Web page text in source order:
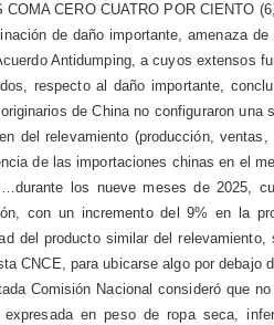
COMA CERO CUATRO POR CIENTO
de daño importante, amenaza
Antidumping, a cuyos extensos
respecto al daño importante,
de China no configuraron
del relevamiento (producción,
de las importaciones chinas en el
los nueve meses de 2025,
con un incremento del 9% en la
del producto similar del
CNCE, para ubicarse algo por debajo
Comisión Nacional consideró que
expresada en peso de ropa seca,